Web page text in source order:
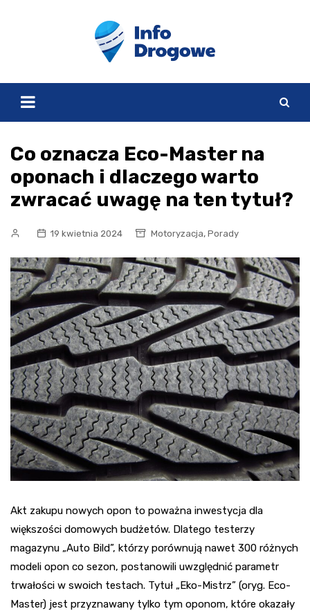
Co oznacza Eco-Master na
oponach i dlaczego warto
zwracać uwagę na ten tytuł?
19 kwietnia 2024 Motoryzacja, Porady
Akt zakupu nowych opon to poważna inwestycja dla
większości domowych budżetów. Dlatego testerzy
magazynu „Auto Bild”, którzy porównują nawet 300 różnych
modeli opon co sezon, postanowili uwzględnić parametr
trwałości w swoich testach. Tytuł „Eko-Mistrz” (oryg. Eco-
Master) jest przyznawany tylko tym oponom, które okazały